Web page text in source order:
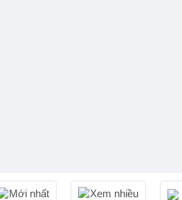
Mới nhất Xem nhiều